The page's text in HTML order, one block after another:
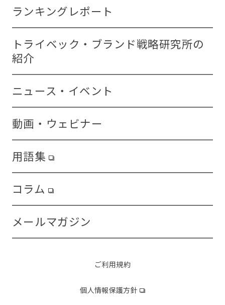
ランキングレポート
トライベック・ブランド戦略研究所の
紹介
ニュース・イベント
動画・ウェビナー
用語集
コラム
メールマガジン
ご利用規約
個人情報保護方針